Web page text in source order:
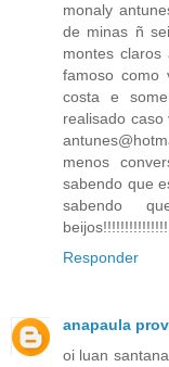
monaly
de minas ñ
montes claros
famoso como
costa e
realisado
menos
sabendo que
sabendo
Responder
anapaula
oi luan